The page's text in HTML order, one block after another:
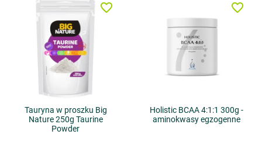
Tauryna w proszku Big
Nature 250g Taurine
Powder
favorite_border
Holistic BCAA 4:1:1 300g -
aminokwasy egzogenne
favorite_border